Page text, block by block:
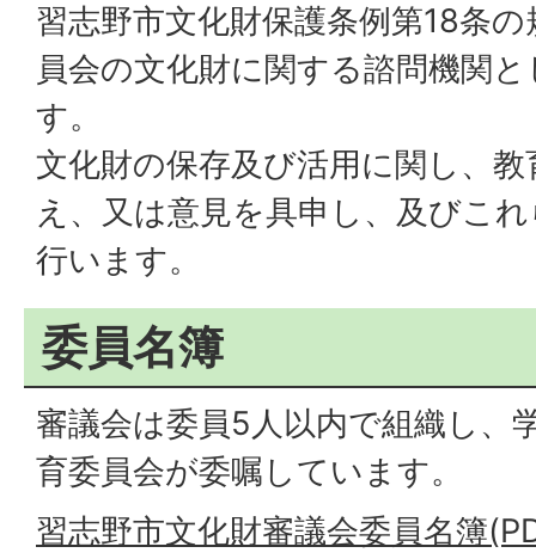
習志野市文化財保護条例第18条
員会の文化財に関する諮問機関
す。
文化財の保存及び活用に関し、
え、又は意見を具申し、及びこ
行います。
委員名簿
審議会は委員5人以内で組織し、
育委員会が委嘱しています。
習志野市文化財審議会委員名簿